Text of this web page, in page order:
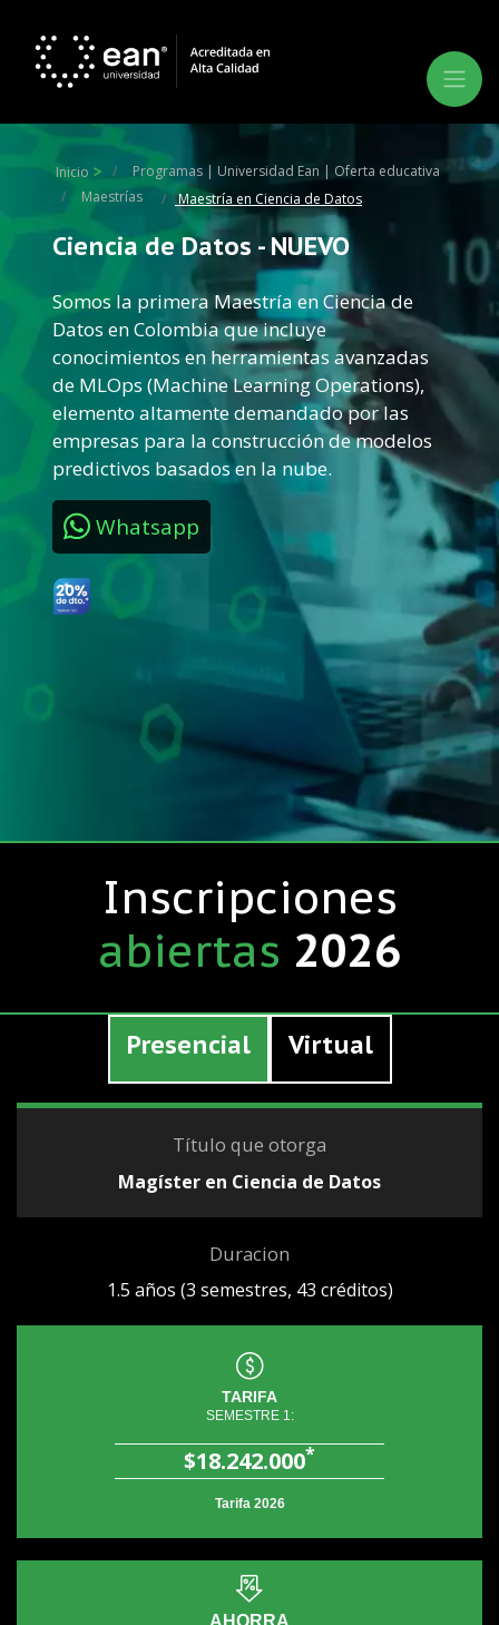
Inscripciones
abiertas 2026
Inicio
Programas | Universidad Ean | Oferta educativa
Maestrías
Maestría en Ciencia de Datos
Ciencia de Datos - NUEVO
Somos la primera Maestría en Ciencia de
Datos en Colombia que incluye
conocimientos en herramientas avanzadas
de MLOps (Machine Learning Operations),
elemento altamente demandado por las
empresas para la construcción de modelos
predictivos basados en la nube.
Whatsapp
Presencial Virtual
Título que otorga
Magíster en Ciencia de Datos
Duracion
1.5 años (3 semestres, 43 créditos)
TARIFA
SEMESTRE 1:
$18.242.000*
Tarifa 2026
AHORRA